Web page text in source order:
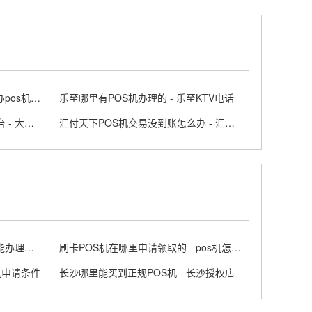
想办个个人POS机好办吗 - 个人办pos机需要什么条件
乐至哪里有POS机办理的 - 乐至KTV电话
大连企业POS机领取正规办理平台 - 大连 posco
汇付天下POS机交易没到账怎么办 - 汇付天下大pos商户版APP
哪里可以申请POS机正规 - 哪里能办理正规pos机
刷卡POS机在哪里申请领取的 - pos机怎么领用
请条件
长沙哪里能买到正规POS机 - 长沙授权店